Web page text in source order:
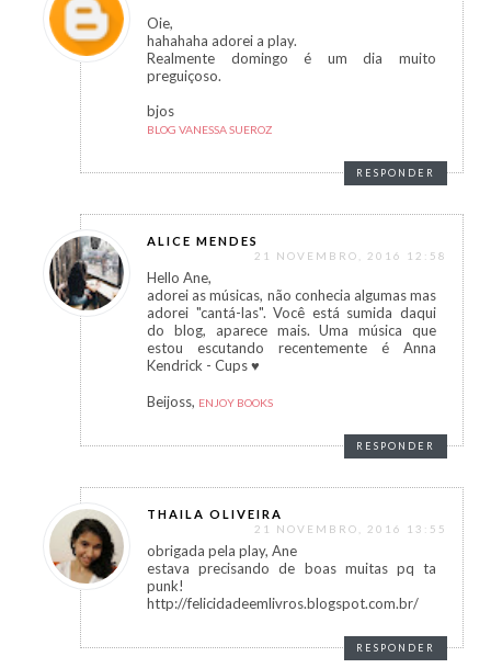
Oie,
hahahaha adorei a play.
Realmente domingo é um dia muito
preguiçoso.
bjos
BLOG VANESSA SUEROZ
RESPONDER
ALICE MENDES
21 NOVEMBRO, 2016 12:58
Hello Ane,
adorei as músicas, não conhecia algumas mas
adorei "cantá-las". Você está sumida daqui
do blog, aparece mais. Uma música que
estou escutando recentemente é Anna
Kendrick - Cups ♥
Beijoss, ENJOY BOOKS
RESPONDER
THAILA OLIVEIRA
21 NOVEMBRO, 2016 13:55
obrigada pela play, Ane
estava precisando de boas muitas pq ta
punk!
http://felicidadeemlivros.blogspot.com.br/
RESPONDER